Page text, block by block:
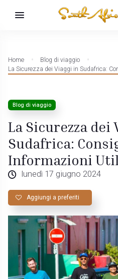
Home
Blog di viaggio
La Sicurezza dei Viaggi in Sudafrica:
Blog di viaggio
La Sicurezza dei
Sudafrica:
Informazioni
lunedì 17 giugno 2024
Aggiungi a preferiti